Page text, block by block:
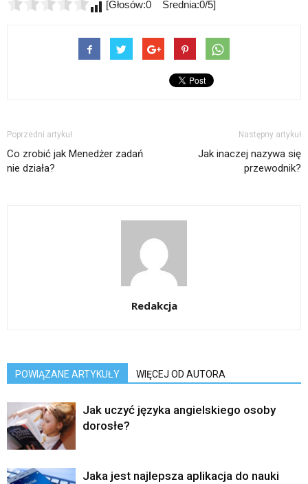
[Głosów:0 Średnia:0/5]
Poprzedni artykuł
Co zrobić jak Menedżer zadań
nie działa?
Następny artykuł
Jak inaczej nazywa się
przewodnik?
Redakcja
POWIĄZANE ARTYKUŁY WIĘCEJ OD AUTORA
Jak uczyć języka angielskiego osoby
dorosłe?
Jaka jest najlepsza aplikacja do nauki